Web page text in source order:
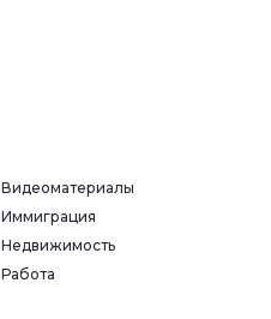
Видеоматериалы
Иммиграция
Недвижимость
Работа